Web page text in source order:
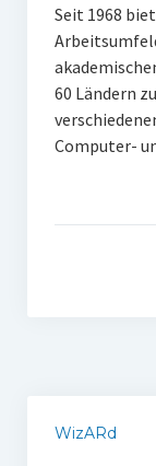
Seit 1968
60 Ländern
Computer-
WizARd